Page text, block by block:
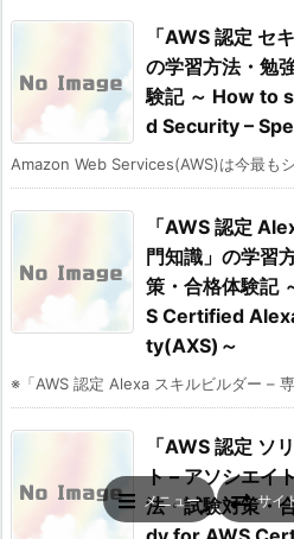
「AWS 認定 セ
の学習方法・勉
験記 ～ How to
d Security –
Amazon Web Services(AWS)は今最も
「AWS 認定
門知識」の学習
策・合格体験記
S Certified
ty(AXS)～
※「AWS 認定 Alexa スキルビルダー –
「AWS 認定 ソ
ト – アソシエイ
法・試験対策・
メニュー サイ